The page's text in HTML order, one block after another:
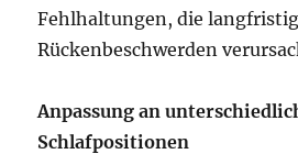
Fehlhaltungen, die langfristig
Rückenbeschwerden
Anpassung an
Schlafpositionen